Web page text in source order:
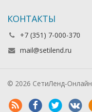
КОНТАКТЫ
+7 (351) 7-000-370
mail@setilend.ru
© 2026 СетиЛенд-Онлайн